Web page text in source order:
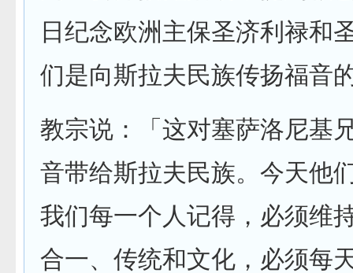
日纪念欧洲主保圣济利禄和
们是向斯拉夫民族传扬福音
教宗说：「这对塞萨洛尼基
音带给斯拉夫民族。今天他
我们每一个人记得，必须维
合一、传统和文化，必须每